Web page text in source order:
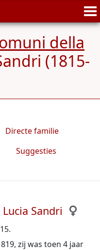
della
(1815-
Directe familie
Suggesties
Sandri
.
, zij was toen 4 jaar